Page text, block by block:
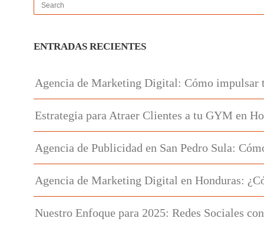
ENTRADAS RECIENTES
Agencia de Marketing Digital: Cómo impulsar
Estrategia para Atraer Clientes a tu GYM en
Agencia de Publicidad en San Pedro Sula:
Agencia de Marketing Digital en Honduras:
Nuestro Enfoque para 2025: Redes Sociales